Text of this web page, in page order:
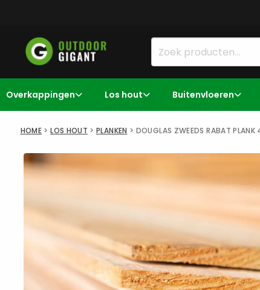
Overkappingen Los hout Buitenvloeren
HOME >LOS HOUT >PLANKEN > DOUGLAS ZWEEDS RABAT